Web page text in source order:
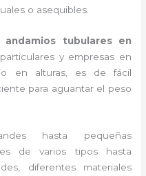
o asequibles.
andamios tubulares en
particulares y empresas en
en alturas, es de fácil
para aguantar el peso
hasta pequeñas
de varios tipos hasta
diferentes materiales